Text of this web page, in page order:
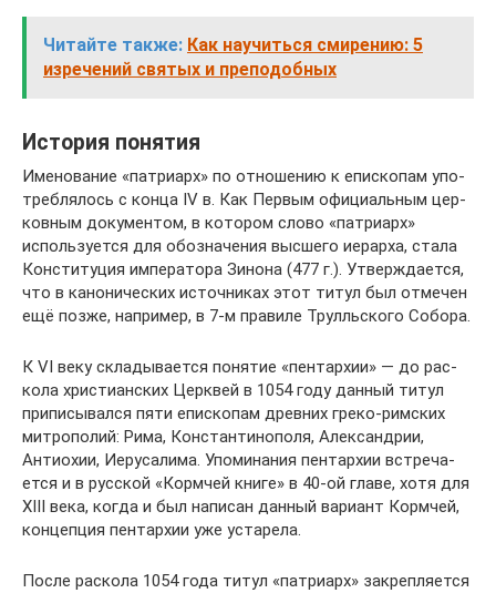
Читайте также: Как научиться смирению: 5
изречений святых и преподобных
Исто­рия поня­тия
Име­но­ва­ние «пат­ри­арх» по отно­ше­нию к епи­ско­пам упо­
треб­ля­лось с конца IV в. Как Первым офи­ци­аль­ным цер­
ков­ным доку­мен­том, в кото­ром слово «пат­ри­арх»
исполь­зу­ется для обо­зна­че­ния выс­шего иерарха, стала
Кон­сти­ту­ция импе­ра­тора Зинона (477 г.). Утвер­жда­ется,
что в кано­ни­че­ских источ­ни­ках этот титул был отме­чен
ещё позже, напри­мер, в 7‑м пра­виле Трулль­ского Собора.
К VI веку скла­ды­ва­ется поня­тие «пен­тар­хии» — до рас­
кола хри­сти­ан­ских Церк­вей в 1054 году данный титул
при­пи­сы­вался пяти епи­ско­пам древ­них греко-рим­ских
мит­ро­по­лий: Рима, Кон­стан­ти­но­поля, Алек­сан­дрии,
Антио­хии, Иеру­са­лима. Упо­ми­на­ния пен­тар­хии встре­ча­
ется и в рус­ской «Корм­чей книге» в 40-ой главе, хотя для
XIII века, когда и был напи­сан данный вари­ант Корм­чей,
кон­цеп­ция пен­тар­хии уже уста­рела.
После рас­кола 1054 года титул «пат­ри­арх» закреп­ля­ется